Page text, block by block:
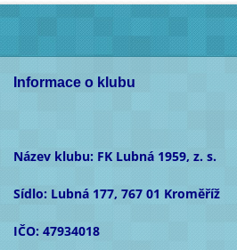
Informace o klubu
Název klubu: FK Lubná 1959, z. s.
Sídlo: Lubná 177, 767 01 Kroměříž
IČO: 47934018